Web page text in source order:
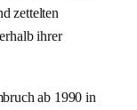
zettelten
ihrer
ab 1990 in